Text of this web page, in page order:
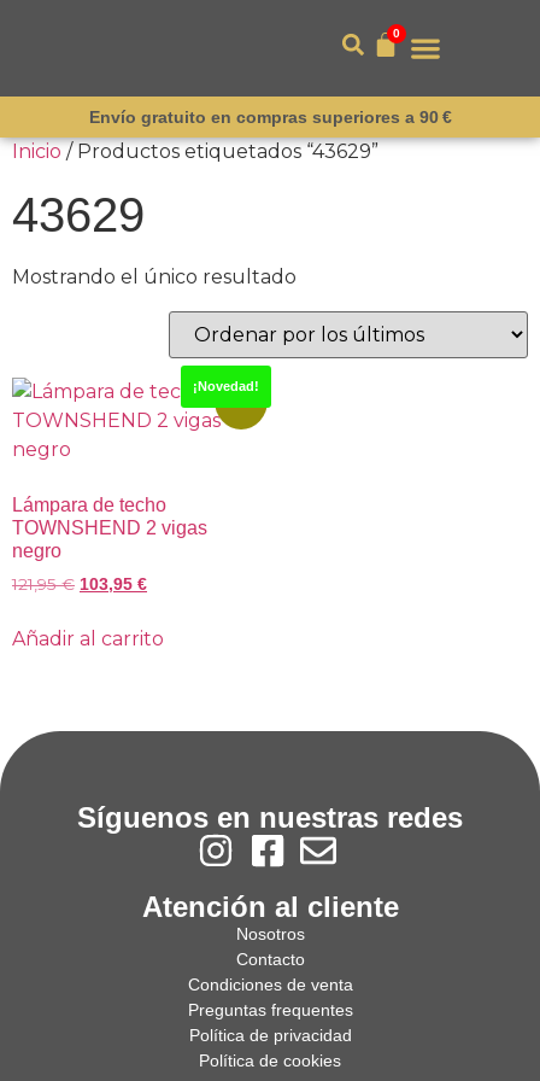
0
Envío gratuito en compras superiores a 90 €
Inicio/ Productos etiquetados “43629”
43629
Mostrando el único resultado
¡Novedad!
Lámpara de techo
TOWNSHEND 2 vigas
negro
121,95€ 103,95 €
Añadir al carrito
Síguenos en nuestras redes
Atención al cliente
Nosotros
Contacto
Condiciones de venta
Preguntas frequentes
Política de privacidad
Política de cookies